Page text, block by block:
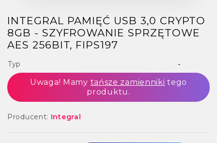
INTEGRAL PAMIĘĆ USB 3,0 CRYPTO
8GB - SZYFROWANIE SPRZĘTOWE
AES 256BIT, FIPS197
Typ -
Uwaga! Mamy tańsze zamienniki tego
produktu.
Producent: Integral